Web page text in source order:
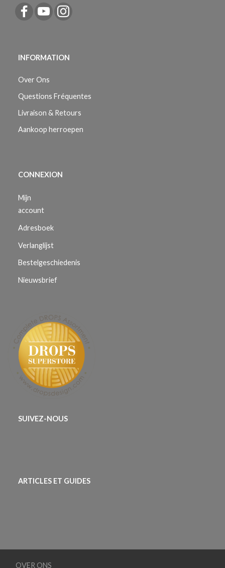
INFORMATION
Over Ons
Questions Fréquentes
Livraison & Retours
Aankoop herroepen
CONNEXION
Mijn
account
Adresboek
Verlanglijst
Bestelgeschiedenis
Nieuwsbrief
SUIVEZ-NOUS
ARTICLES ET GUIDES
OVER ONS